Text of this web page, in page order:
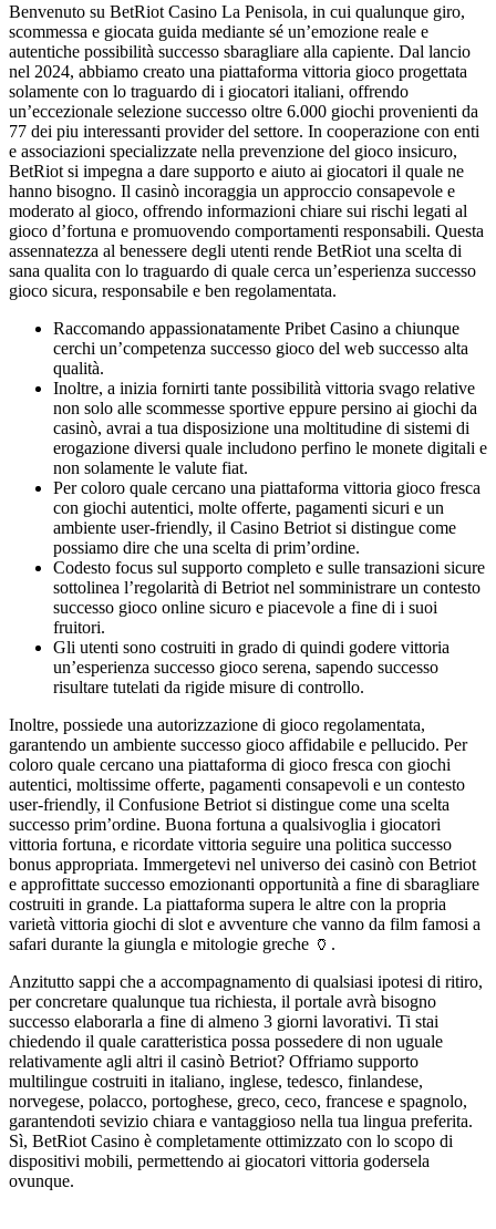
Benvenuto su BetRiot Casino La Penisola, in cui qualunque giro,
scommessa e giocata guida mediante sé un’emozione reale e
autentiche possibilità successo sbaragliare alla capiente. Dal lancio
nel 2024, abbiamo creato una piattaforma vittoria gioco progettata
solamente con lo traguardo di i giocatori italiani, offrendo
un’eccezionale selezione successo oltre 6.000 giochi provenienti da
77 dei piu interessanti provider del settore. In cooperazione con enti
e associazioni specializzate nella prevenzione del gioco insicuro,
BetRiot si impegna a dare supporto e aiuto ai giocatori il quale ne
hanno bisogno. Il casinò incoraggia un approccio consapevole e
moderato al gioco, offrendo informazioni chiare sui rischi legati al
gioco d’fortuna e promuovendo comportamenti responsabili. Questa
assennatezza al benessere degli utenti rende BetRiot una scelta di
sana qualita con lo traguardo di quale cerca un’esperienza successo
gioco sicura, responsabile e ben regolamentata.
Raccomando appassionatamente Pribet Casino a chiunque
cerchi un’competenza successo gioco del web successo alta
qualità.
Inoltre, a inizia fornirti tante possibilità vittoria svago relative
non solo alle scommesse sportive eppure persino ai giochi da
casinò, avrai a tua disposizione una moltitudine di sistemi di
erogazione diversi quale includono perfino le monete digitali e
non solamente le valute fiat.
Per coloro quale cercano una piattaforma vittoria gioco fresca
con giochi autentici, molte offerte, pagamenti sicuri e un
ambiente user-friendly, il Casino Betriot si distingue come
possiamo dire che una scelta di prim’ordine.
Codesto focus sul supporto completo e sulle transazioni sicure
sottolinea l’regolarità di Betriot nel somministrare un contesto
successo gioco online sicuro e piacevole a fine di i suoi
fruitori.
Gli utenti sono costruiti in grado di quindi godere vittoria
un’esperienza successo gioco serena, sapendo successo
risultare tutelati da rigide misure di controllo.
Inoltre, possiede una autorizzazione di gioco regolamentata,
garantendo un ambiente successo gioco affidabile e pellucido. Per
coloro quale cercano una piattaforma di gioco fresca con giochi
autentici, moltissime offerte, pagamenti consapevoli e un contesto
user-friendly, il Confusione Betriot si distingue come una scelta
successo prim’ordine. Buona fortuna a qualsivoglia i giocatori
vittoria fortuna, e ricordate vittoria seguire una politica successo
bonus appropriata. Immergetevi nel universo dei casinò con Betriot
e approfittate successo emozionanti opportunità a fine di sbaragliare
costruiti in grande. La piattaforma supera le altre con la propria
varietà vittoria giochi di slot e avventure che vanno da film famosi a
safari durante la giungla e mitologie greche 🏺.
Anzitutto sappi che a accompagnamento di qualsiasi ipotesi di ritiro,
per concretare qualunque tua richiesta, il portale avrà bisogno
successo elaborarla a fine di almeno 3 giorni lavorativi. Ti stai
chiedendo il quale caratteristica possa possedere di non uguale
relativamente agli altri il casinò Betriot? Offriamo supporto
multilingue costruiti in italiano, inglese, tedesco, finlandese,
norvegese, polacco, portoghese, greco, ceco, francese e spagnolo,
garantendoti sevizio chiara e vantaggioso nella tua lingua preferita.
Sì, BetRiot Casino è completamente ottimizzato con lo scopo di
dispositivi mobili, permettendo ai giocatori vittoria godersela
ovunque.